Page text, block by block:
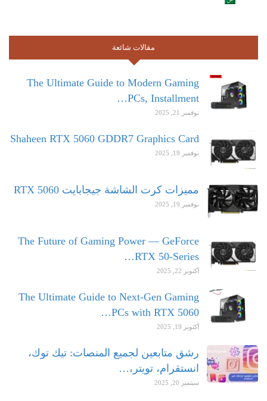
مقالات شائعة
The Ultimate Guide to Modern Gaming
PCs, Installment…
نوفمبر 21, 2025
Shaheen RTX 5060 GDDR7 Graphics Card
نوفمبر 19, 2025
مميزات كرت الشاشة جيجابايت RTX 5060
نوفمبر 19, 2025
The Future of Gaming Power — GeForce
RTX 50-Series…
أكتوبر 22, 2025
The Ultimate Guide to Next-Gen Gaming
PCs with RTX 5060…
أكتوبر 19, 2025
رشق متابعين لجميع المنصات: تيك توك،
انستقرام، تويتر،…
سبتمبر 20, 2025